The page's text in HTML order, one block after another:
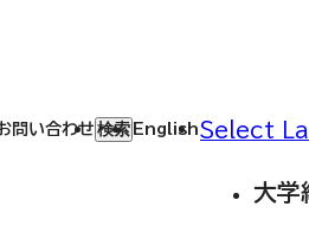
問い合わせ 検索 English Select
大学